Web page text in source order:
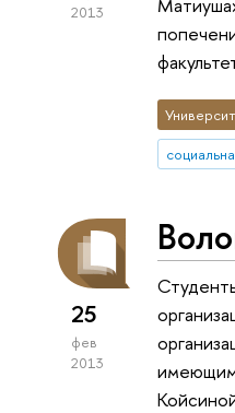
2013
25
фев
2013